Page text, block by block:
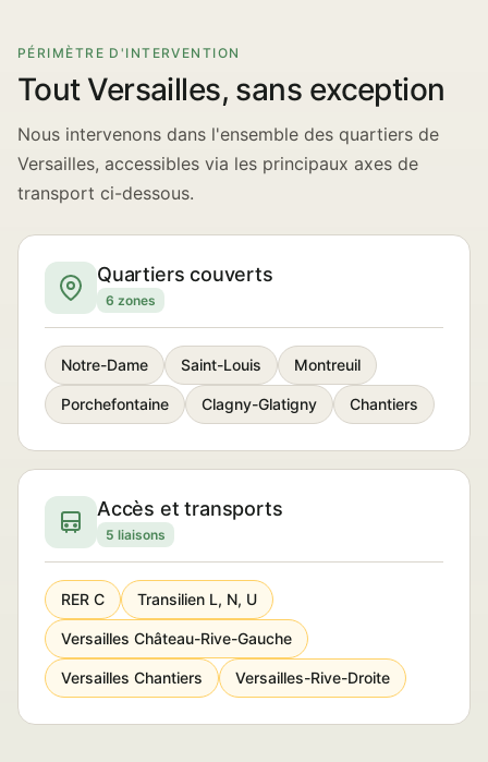
PÉRIMÈTRE D'INTERVENTION
Tout Versailles, sans exception
Nous intervenons dans l'ensemble des quartiers de
Versailles, accessibles via les principaux axes de
transport ci-dessous.
Quartiers couverts
6 zones
Notre-Dame Saint-Louis Montreuil
Porchefontaine Clagny-Glatigny Chantiers
Accès et transports
5 liaisons
RER C Transilien L, N, U
Versailles Château-Rive-Gauche
Versailles Chantiers Versailles-Rive-Droite